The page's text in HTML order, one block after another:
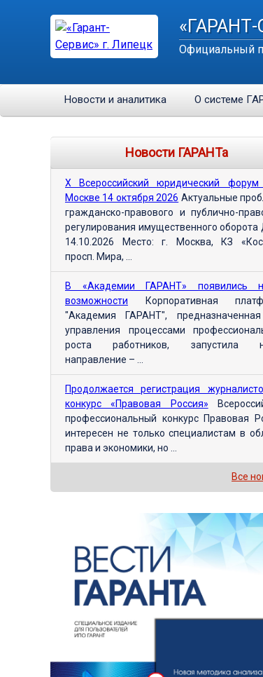
Официальный
Новости и аналитика О системе
Новости ГАРАНТа
Х Всероссийский юридический
Москве 14 октября 2026 Актуальные
гражданско-правового и публично-
регулирования имущественного оборота
14.10.2026 Место: г. Москва, КЗ
просп. Мира, ...
В «Академии ГАРАНТ» появились
возможности Корпоративная
"Академия ГАРАНТ",
управления процессами
роста работников, запустила
направление – ...
Продолжается регистрация
конкурс «Правовая Россия»
профессиональный конкурс Правовая
интересен не только специалистам в
права и экономики, но ...
Все